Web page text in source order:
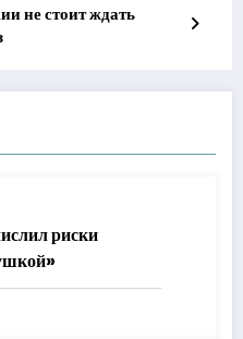
не стоит ждать
риски